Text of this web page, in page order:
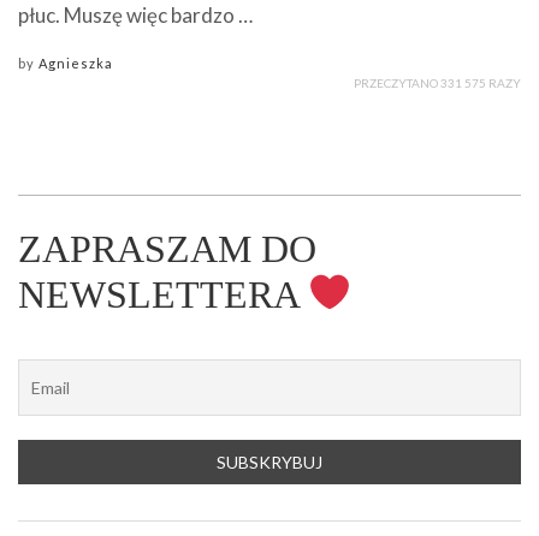
płuc. Muszę więc bardzo …
by Agnieszka
PRZECZYTANO 331 575 RAZY
ZAPRASZAM DO
NEWSLETTERA